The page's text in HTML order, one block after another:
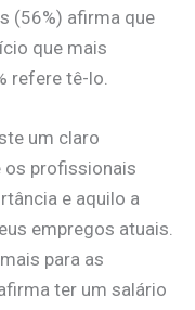
(56%) afirma que
que mais
refere tê-lo.
um claro
os profissionais
e aquilo a
empregos atuais.
para as
ter um salário